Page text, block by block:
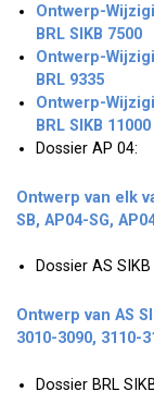
Ontwerp-
BRL SIKB 7500
Ontwerp-
BRL 9335
Ontwerp-
BRL SIKB 11000
Dossier AP 04:
Ontwerp van elk
SB, AP04-SG,
Dossier AS
Ontwerp van AS
3010-3090, 3110-
Dossier BRL